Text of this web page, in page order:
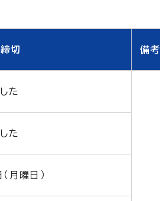
切 備考
た
た
月曜日）